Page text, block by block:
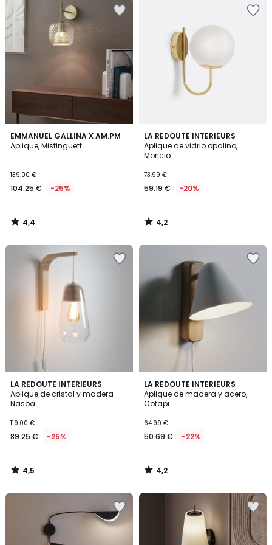
EMMANUEL GALLINA X AM.PM
Aplique, Mistinguett
139.00 €
104.25 € -25%
4,4
/ 5
4,4
/
LA REDOUTE INTERIEURS
Aplique de vidrio opalino,
Moricio
73.99 €
59.19 € -20%
4,2
/ 5
4,2
/
LA REDOUTE INTERIEURS
Aplique de cristal y madera
Nasoa
119.00 €
89.25 € -25%
4,5
/ 5
4,5
/
LA REDOUTE INTERIEURS
Aplique de madera y acero,
Cotapi
64.99 €
50.69 € -22%
4,2
/ 5
4,2
/